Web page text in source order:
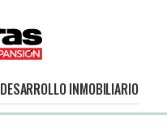
DESARROLLO INMOBILIARIO